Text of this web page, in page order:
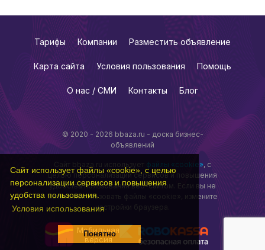
Сайт использует файлы «cookie», с целью
персонализации сервисов и повышения
удобства пользования.
Условия использования
Понятно
© 2020 - 2026 bbaza.ru - доска бизнес-
объявлений
Сайт bbaza.ru использует файлы «cookie», с
целью персонализации сервисов и повышения
удобства пользования веб-сайтом. Если вы не
хотите использовать файлы «cookie», измените
настройки браузера.
Мобильная
версия
Тарифы Компании Разместить объявление
Карта сайта Условия пользования Помощь
О нас / СМИ Контакты Блог